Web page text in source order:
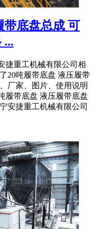
带底盘总成 可
...
捷重工机械有限公司相
20吨履带底盘 液压履带
厂家、图片、使用说明
履带底盘 液压履带底盘
安捷重工机械有限公司